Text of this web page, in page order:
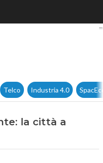
e impronte: la
Telco Industria 4.0
la città a